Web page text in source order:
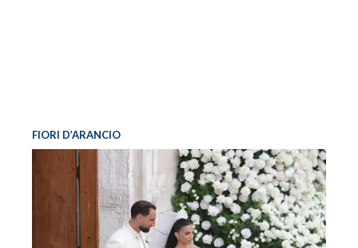
FIORI D’ARANCIO